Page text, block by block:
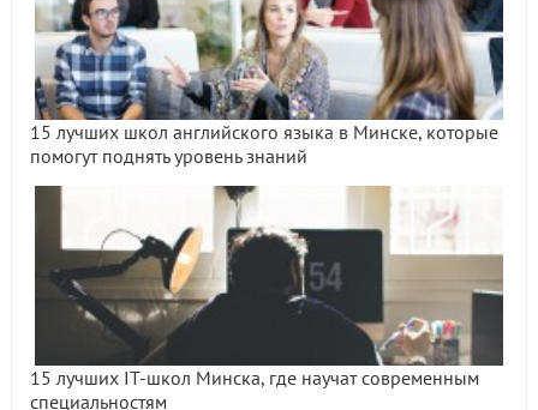
15 лучших школ английского языка в Минске, которые
помогут поднять уровень знаний
15 лучших IT-школ Минска, где научат современным
специальностям